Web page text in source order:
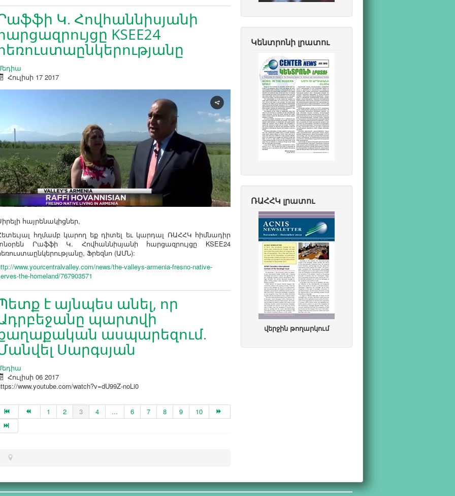
Կ. Հովհաննիսյանի
KSEE24
Հուլիսի 17 2017
հայրենակիցներ,
հղմամբ կարող եք դիտել եւ կարդալ ՌԱՀՀԿ հիմնադիր
Րաֆֆի Կ. Հովհաննիսյանի հարցազրույցը KSEE24
Ֆրեզնո (ԱՄՆ):
www.yourcentralvalley.com/news/the-valleys-armenia-fresno-native-
the-homeland/767903571
է այնպես անել, որ
պարտվի
ասպարեզում.
Սարգսյան
Հուլիսի 06 2017
www.youtube.com/watch?v=dU99Z-noLi0
1 2 3 4 ... 6 7 8 9 10
Կենտրոնի լրատու
ՌԱՀՀԿ լրատու
վերջին թողարկում